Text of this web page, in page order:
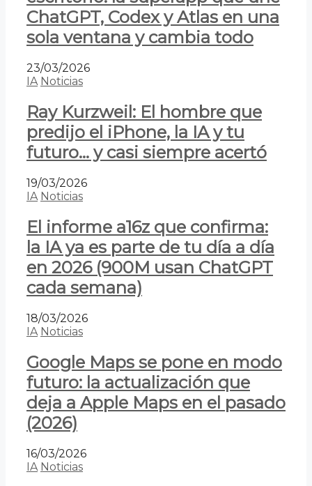
ChatGPT, Codex y Atlas en una
sola ventana y cambia todo
23/03/2026
IA Noticias
Ray Kurzweil: El hombre que
predijo el iPhone, la IA y tu
futuro… y casi siempre acertó
19/03/2026
IA Noticias
El informe a16z que confirma:
la IA ya es parte de tu día a día
en 2026 (900M usan ChatGPT
cada semana)
18/03/2026
IA Noticias
Google Maps se pone en modo
futuro: la actualización que
deja a Apple Maps en el pasado
(2026)
16/03/2026
IA Noticias